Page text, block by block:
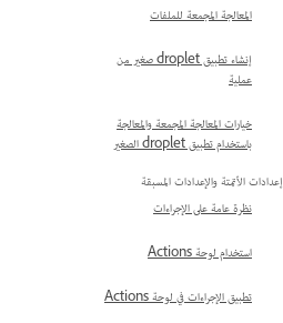
المعالجة المجمعة للملفات
إنشاء تطبيق droplet صغير من
عملية
خيارات المعالجة المجمعة والمعالجة
باستخدام تطبيق droplet الصغير
إعدادات الأتمتة والإعدادات المسبقة
نظرة عامة على الإجراءات
استخدام لوحة Actions
تطبيق الإجراءات في لوحة Actions